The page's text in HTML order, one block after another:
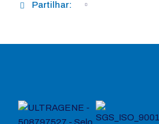
Partilhar: